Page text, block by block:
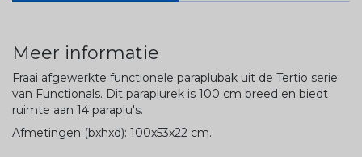
Meer informatie
Fraai afgewerkte functionele paraplubak uit de Tertio serie
van Functionals. Dit paraplurek is 100 cm breed en biedt
ruimte aan 14 paraplu's.
Afmetingen (bxhxd): 100x53x22 cm.